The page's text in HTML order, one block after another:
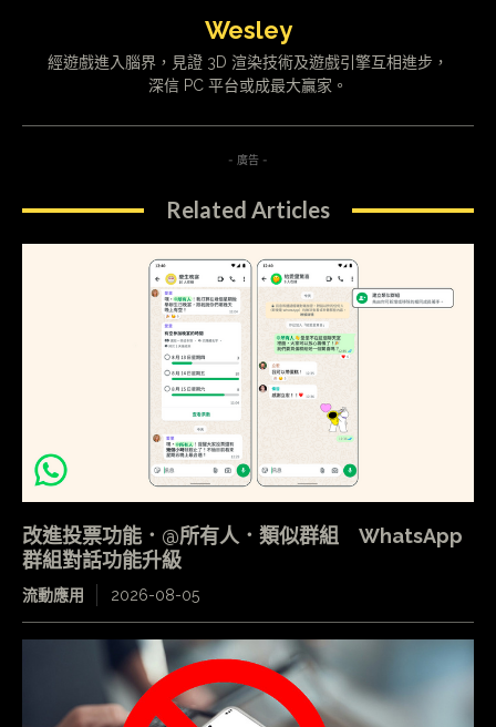
Wesley
經遊戲進入腦界，見證 3D 渲染技術及遊戲引擎互相進步，
深信 PC 平台或成最大贏家。
- 廣告 -
Related Articles
改進投票功能．@所有人．類似群組 WhatsApp
群組對話功能升級
流動應用 2026-08-05